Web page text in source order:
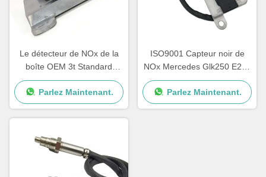
Le détecteur de NOx de la
boîte OEM 3t Standard
Sprinter 12V A0009050008
5WK96681D
Parlez Maintenant.
ISO9001 Capteur noir de
NOx Mercedes Glk250 E250
OEM 5WK96682A
A0009057000
Parlez Maintenant.